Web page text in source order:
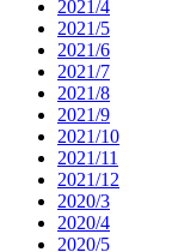
2021/4
2021/5
2021/6
2021/7
2021/8
2021/9
2021/10
2021/11
2021/12
2020/3
2020/4
2020/5